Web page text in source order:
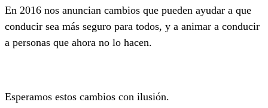
En 2016 nos anuncian cambios que pueden ayudar a que
conducir sea más seguro para todos, y a animar a conducir
a personas que ahora no lo hacen.
Esperamos estos cambios con ilusión.